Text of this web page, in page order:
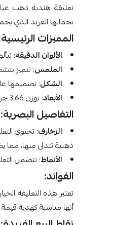
بجمالها الفريد الذي
المميزات
الألوان الدقيقة:
الملمس: تتميز
الشكل: تصميمها
الأبعاد: بوزن 3.66 جرام، تعد خفيفة الوزن وسهلة الارتداء طوال اليوم.
التفاصيل البصرية:
الزخارف: تحتوي
ذهبية تتدلى منها،
الأنماط: تتضمن
الفوائد:
تعتبر هذه التعليقة
أنها مناسبة كهدية